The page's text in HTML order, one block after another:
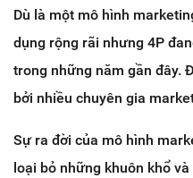
Dù là một mô hình
dụng rộng rãi nhưng 4P
trong những năm gần đây.
bởi nhiều chuyên gia
Sự ra đời của mô hình
loại bỏ những khuôn khổ